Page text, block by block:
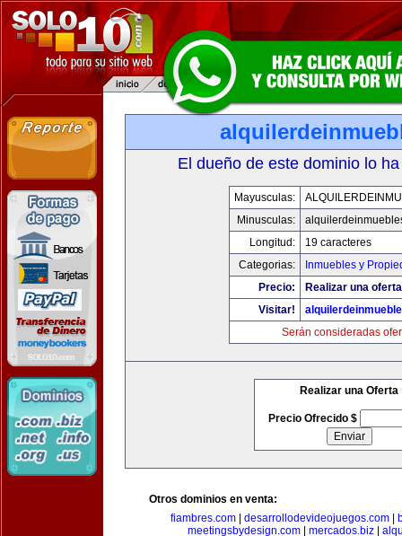
El dueño de este dominio lo
Mayusculas:
Minusculas:
Longitud:
19 caracteres
Categorias:
Inmuebles y
Precio:
Realizar una
Visitar!
Serán consideradas
Realizar una Oferta
Precio Ofrecido $
Otros dominios en venta:
fiambres.com| desarrollodevideojuegos.com|
meetingsbydesign.com| mercados.biz|